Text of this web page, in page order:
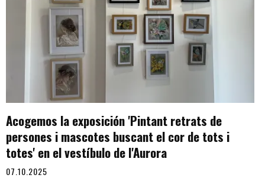
Acogemos la exposición 'Pintant retrats de
persones i mascotes buscant el cor de tots i
totes' en el vestíbulo de l'Aurora
07.10.2025